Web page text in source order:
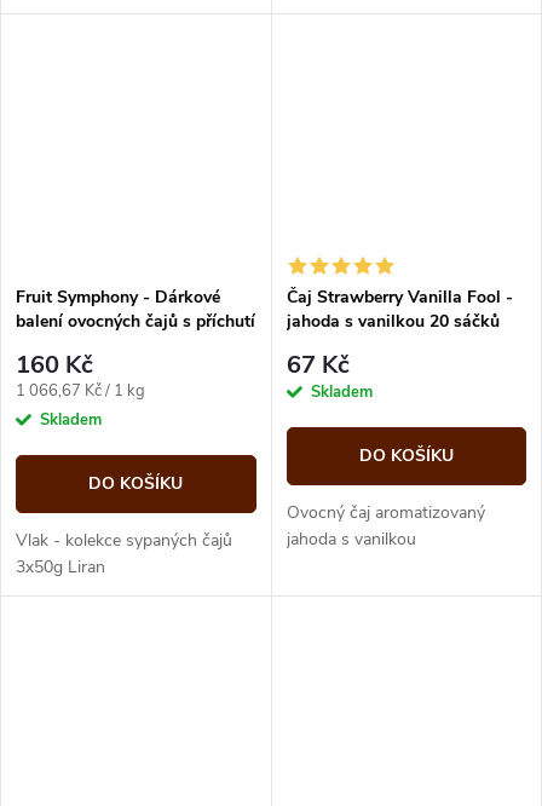
Fruit Symphony - Dárkové
balení ovocných čajů s příchutí
160 Kč
Měrná
cena:
1 066,67 Kč / 1 kg
Skladem
DO KOŠÍKU
Vlak - kolekce sypaných čajů
3x50g Liran
Čaj Strawberry Vanilla Fool -
jahoda s vanilkou 20 sáčků
67 Kč
Skladem
DO KOŠÍKU
Ovocný čaj aromatizovaný
jahoda s vanilkou